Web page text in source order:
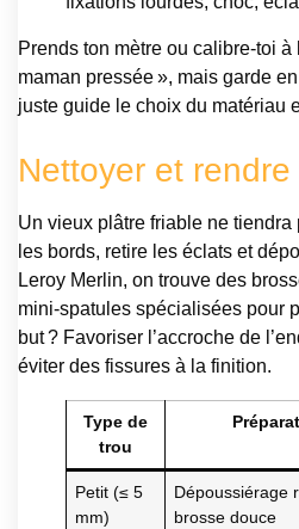
Prends ton mètre ou calibre-toi
maman pressée », mais garde
juste guide le choix du matériau
Nettoyer et
Un vieux plâtre friable ne tiendra
les bords, retire les éclats et
Leroy Merlin, on trouve des
mini-spatules spécialisées pour
but ? Favoriser l’accroche de
éviter des fissures à la finition.
Type de
trou
Petit (≤ 5
mm)
Dépoussiérage
brosse douce